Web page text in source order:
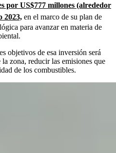
por US$777 millones (alrededor
2023, en el marco de su plan de
para avanzar en materia de
objetivos de esa inversión será
zona, reducir las emisiones que
de los combustibles.